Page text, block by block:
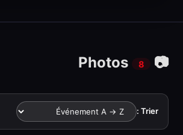
📷 Photos
8
Trier :